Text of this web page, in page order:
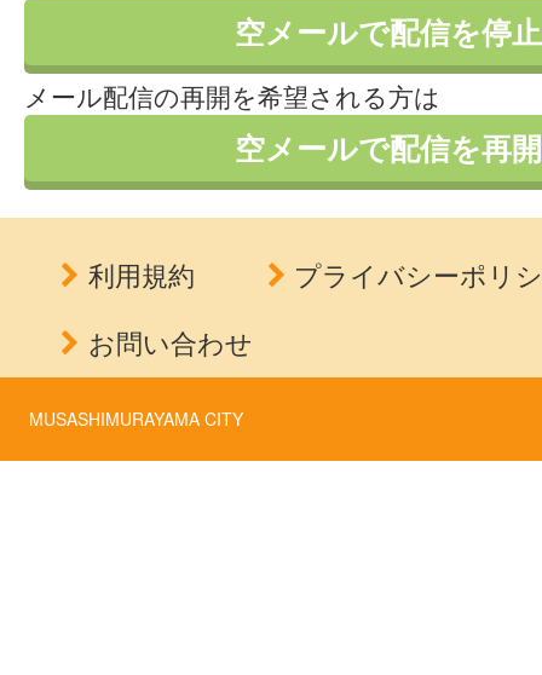
空メールで配信を停止
メール配信の再開を希望される方は
空メールで配信を再開
利用規約
プライバシーポリ
お問い合わせ
MUSASHIMURAYAMA CITY